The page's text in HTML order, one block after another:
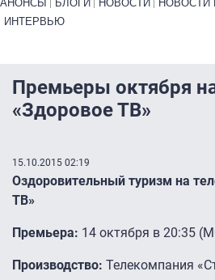
АНОНСЫ БЛОГИ НОВОСТИ НОВОСТИ
ИНТЕРВЬЮ
Премьеры октября
«Здоровое ТВ»
15.10.2015 02:19
Оздоровительный туризм на
ТВ»
Премьера: 14 октября в 20:35
Производство: Телекомпания